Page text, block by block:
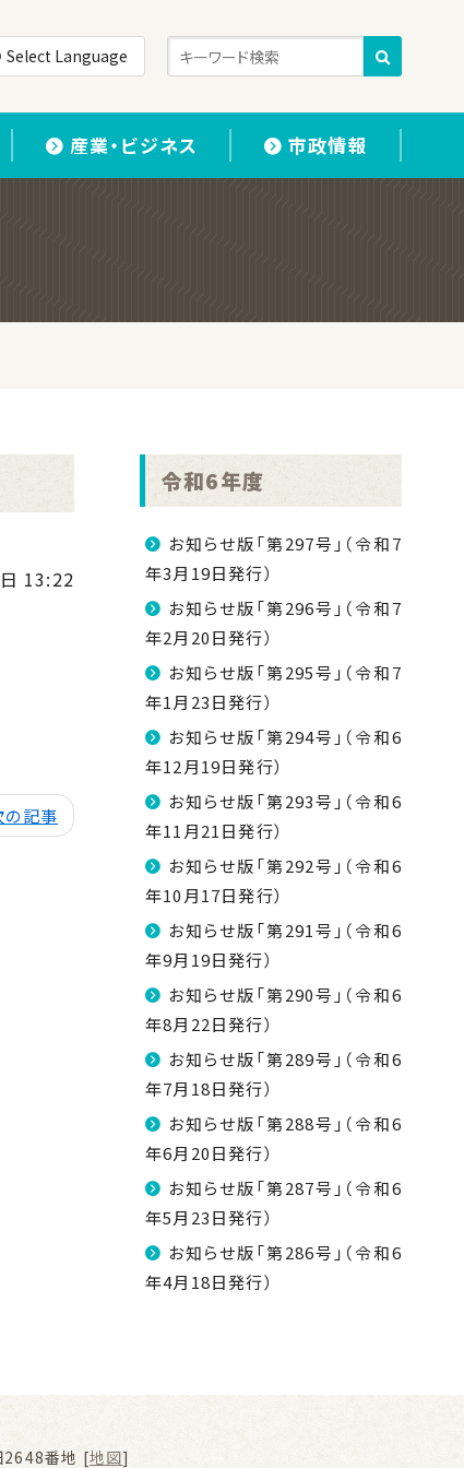
Select Language
産業・ビジネス 市政情報
13:22
の記事
令和6年度
お知らせ版「第297号」（令和7
年3月19日発行）
お知らせ版「第296号」（令和7
年2月20日発行）
お知らせ版「第295号」（令和7
年1月23日発行）
お知らせ版「第294号」（令和6
年12月19日発行）
お知らせ版「第293号」（令和6
年11月21日発行）
お知らせ版「第292号」（令和6
年10月17日発行）
お知らせ版「第291号」（令和6
年9月19日発行）
お知らせ版「第290号」（令和6
年8月22日発行）
お知らせ版「第289号」（令和6
年7月18日発行）
お知らせ版「第288号」（令和6
年6月20日発行）
お知らせ版「第287号」（令和6
年5月23日発行）
お知らせ版「第286号」（令和6
年4月18日発行）
2648番地 [地図]